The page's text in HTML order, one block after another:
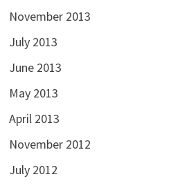
November 2013
July 2013
June 2013
May 2013
April 2013
November 2012
July 2012